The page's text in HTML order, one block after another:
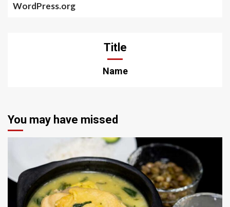
WordPress.org
Title
Name
You may have missed